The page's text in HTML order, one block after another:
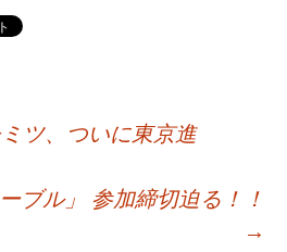
ツ、ついに東京進
ブル」 参加締切迫る！！
→